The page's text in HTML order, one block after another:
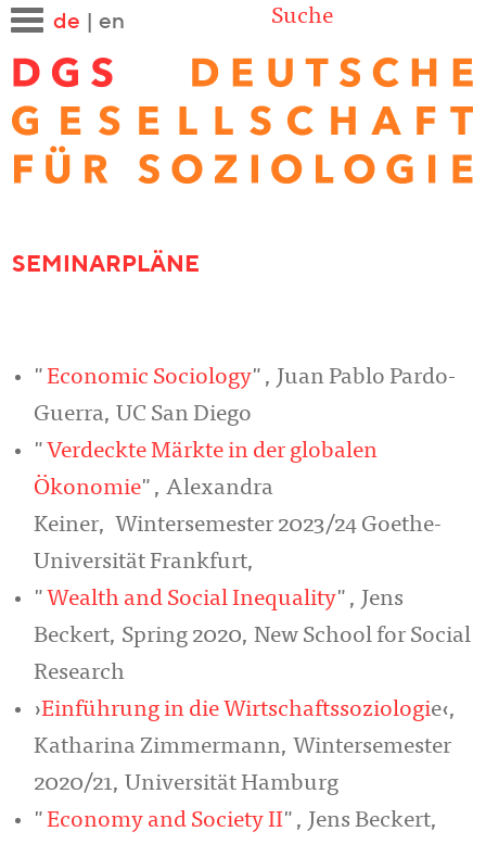
de en Suche
SEMINARPLÄNE
"Economic Sociology", Juan Pablo Pardo-
Guerra, UC San Diego
" Verdeckte Märkte in der globalen
Ökonomie", Alexandra
Keiner, Wintersemester 2023/24 Goethe-
Universität Frankfurt,
" Wealth and Social Inequality", Jens
Beckert, Spring 2020, New School for Social
Research
›Einführung in die Wirtschaftssoziologie‹,
Katharina Zimmermann, Wintersemester
2020/21, Universität Hamburg
"Economy and Society II", Jens Beckert,